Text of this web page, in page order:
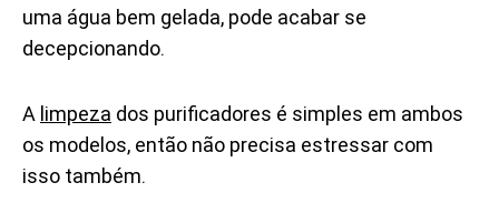
uma água bem gelada, pode acabar se
decepcionando.
A limpeza dos purificadores é simples em ambos
os modelos, então não precisa estressar com
isso também.